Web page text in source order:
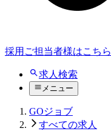
採用ご担当者様はこちら
求人検索
メニュー
GOジョブ
すべての求人